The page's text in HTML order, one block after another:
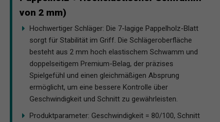
von 2 mm)
Hochwertiger Schläger: Die 7-lagige Pappelholz-Blatt
sorgt für Stabilität im Griff. Die Schlägeroberfläche
besteht aus 2 mm hoch elastischem Schwamm und
doppelseitigem Premium-Belag, der präzises
Spielgefühl und einen gleichmäßigen Absprung
ermöglicht, um eine bessere Kontrolle über
Geschwindigkeit und Schnitt zu gewährleisten.
Produktparameter: Geschwindigkeit = 80/100, Schnitt